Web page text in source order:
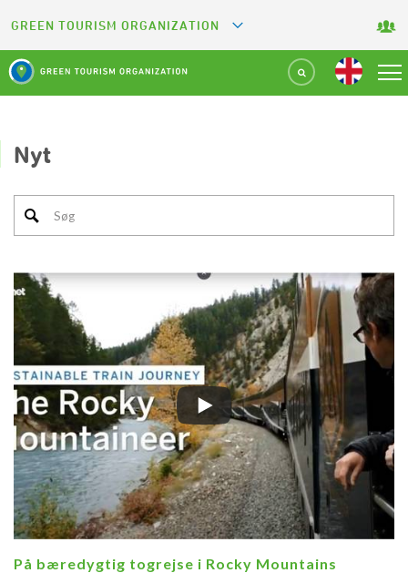
GREEN TOURISM ORGANIZATION
GREEN KEY
GREEN RESTAURANT
GREEN SPORT FACILITY
GREEN ATTRACTION
Nyt
På bæredygtig togrejse i Rocky Mountains